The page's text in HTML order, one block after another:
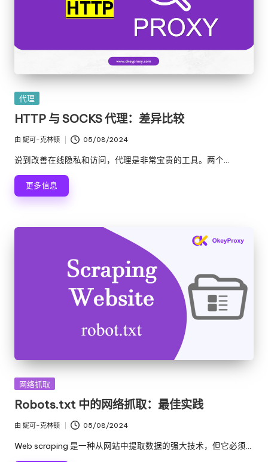
O
k
e
y
P
ro
x
y
发
在
代理
HTTP 与 SOCKS 代理：差异比较
发
布
由 妮可-克林顿 05/08/2024
说到改善在线隐私和访问，代理是非常宝贵的工具。两个...
更多信息
发
在
网络抓取
Robots.txt 中的网络抓取：最佳实践
发
布
由 妮可-克林顿 05/08/2024
Web scraping 是一种从网站中提取数据的强大技术，但它必须...